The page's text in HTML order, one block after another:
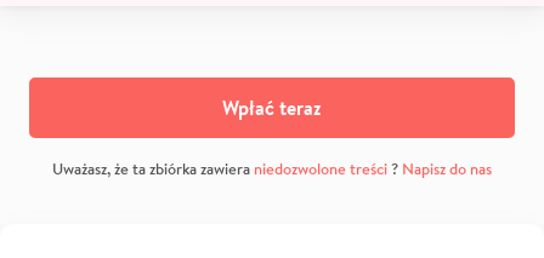
Wpłać teraz
Uważasz, że ta zbiórka zawiera niedozwolone treści? Napisz do nas